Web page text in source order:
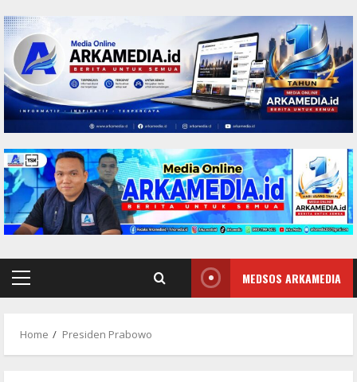
to
content
Primary
MEDSOS ARKAMEDIA
Home Presiden Prabowo